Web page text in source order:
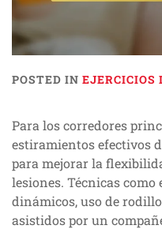
POSTED IN EJERCICIOS
Para los corredores
estiramientos efectivos
para mejorar la
lesiones. Técnicas
dinámicos, uso de
asistidos por un